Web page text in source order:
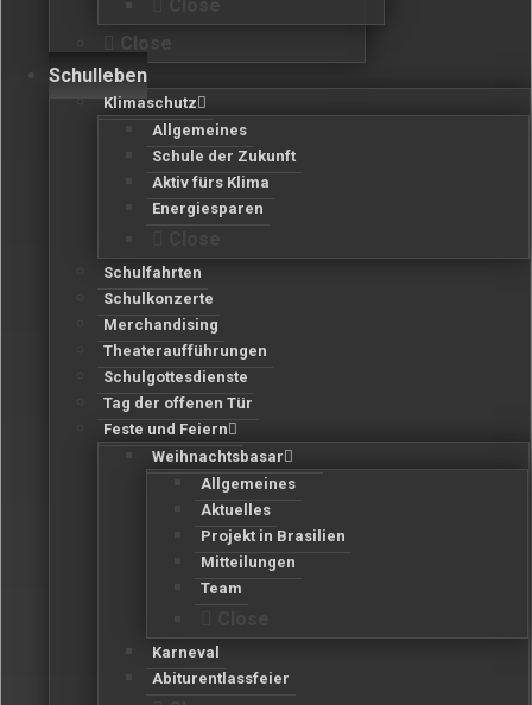
Close
Schulleben
Klimaschutz
Allgemeines
Schule der Zukunft
Aktiv fürs Klima
Energiesparen
Schulfahrten
Schulkonzerte
Merchandising
Theateraufführungen
Schulgottesdienste
Tag der offenen Tür
Feste und Feiern
Weihnachtsbasar
Allgemeines
Aktuelles
Projekt in Brasilien
Mitteilungen
Team
Karneval
Abiturentlassfeier